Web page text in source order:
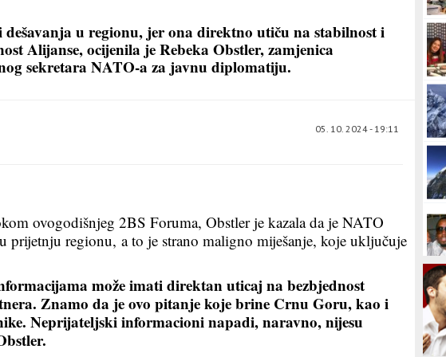
u regionu, jer ona direktno utiču na stabilnost i
Alijanse, ocijenila je Rebeka Obstler, zamjenica
sekretara NATO-a za javnu diplomatiju.
05. 10. 2024 - 19:11
ovogodišnjeg 2BS Foruma, Obstler je kazala da je NATO
prijetnju regionu, a to je strano maligno miješanje, koje uključuje
može imati direktan uticaj na bezbjednost
Znamo da je ovo pitanje koje brine Crnu Goru, kao i
Neprijateljski informacioni napadi, naravno, nijesu